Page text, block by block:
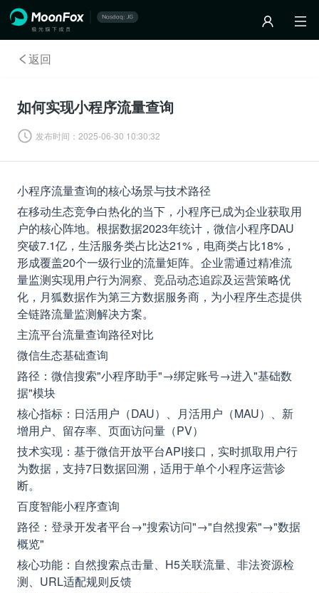
返回
如何实现小程序流量查询
发布时间： 2025-06-30 10:30:32
小程序流量查询的核心场景与技术路径
在移动生态竞争白热化的当下，小程序已成为企业获取用
户的核心阵地。根据数据2023年统计，微信小程序DAU
突破7.1亿，生活服务类占比达21%，电商类占比18%，
形成覆盖20个一级行业的流量矩阵。企业需通过精准流
量监测实现用户行为洞察、竞品动态追踪及运营策略优
化，月狐数据作为第三方数据服务商，为小程序生态提供
全链路流量监测解决方案。
主流平台流量查询路径对比
微信生态基础查询
路径：微信搜索"小程序助手"→绑定账号→进入"基础数
据"模块
核心指标：日活用户（DAU）、月活用户（MAU）、新
增用户、留存率、页面访问量（PV）
技术实现：基于微信开放平台API接口，实时抓取用户行
为数据，支持7日数据回溯，适用于单个小程序运营诊
断。
百度智能小程序查询
路径：登录开发者平台→"搜索访问"→"自然搜索"→"数据
概览"
核心功能：自然搜索点击量、H5关联流量、非法资源检
测、URL适配规则反馈